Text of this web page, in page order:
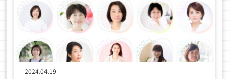
2024.04.19